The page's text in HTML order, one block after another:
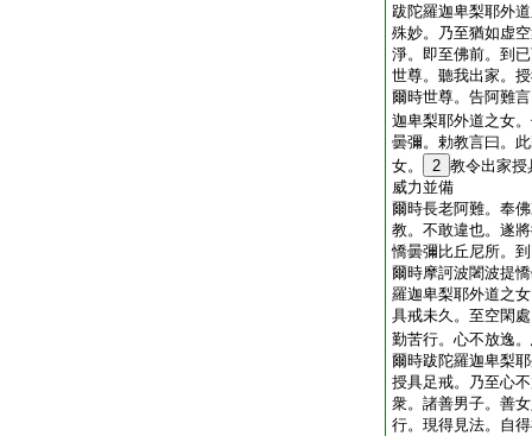
跋陀羅迦卑梨耶外
殊妙。乃至猶如虚
淨。即至佛前。到
世尊。聽我出家。
爾時世尊。告阿難
迦卑梨耶外道之女
曇彌。勅教言曰。
女。
2 教令出家授
威力並備
爾時長老阿難。奉
教。不敢違也。遂
憍曇彌比丘尼所。
爾時摩訶波闍波提
羅迦卑梨耶外道之
具戒未久。至空閑
勤苦行。心不放逸
爾時跋陀羅迦卑梨
授具足戒。乃至心
衆。諸善男子。善
行。現得見法。自